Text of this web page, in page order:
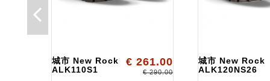
城市 New Rock
ALK110S1
€ 261.00
€ 290.00
城市 New Rock
ALK120NS26